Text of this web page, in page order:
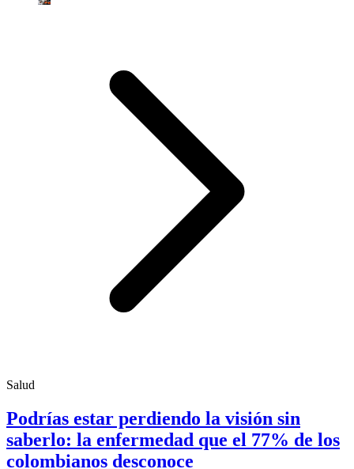
Salud
Podrías estar perdiendo la visión sin
saberlo: la enfermedad que el 77% de los
colombianos desconoce